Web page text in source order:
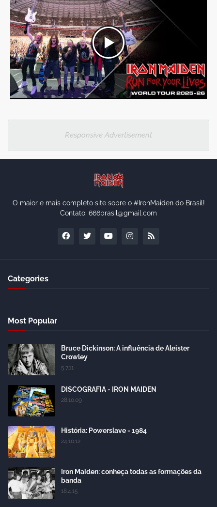
Responsive Advertisement
O maior e mais completo site sobre o #IronMaiden do Brasil!
Contato: 666brasil@gmail.com
Categories
Most Popular
Bruce Dickinson: A influência de Aleister
Crowley
5.7.11
DISCOGRAFIA - IRON MAIDEN
28.10.09
História: Powerslave - 1984
24.10.12
Iron Maiden: conheça todas as formações da
banda
18.4.15